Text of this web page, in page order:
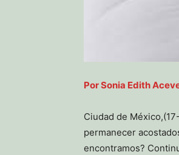
Por Sonia Edith
Ciudad de
permanecer
encontramos?